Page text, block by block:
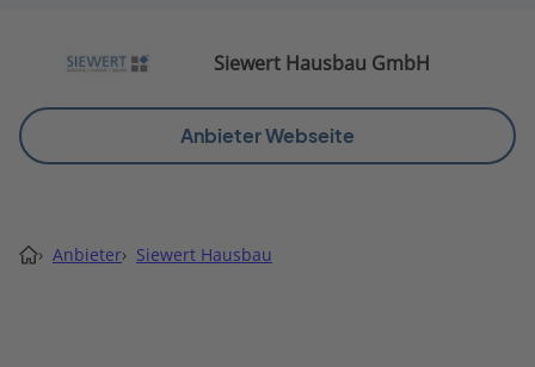
Siewert Hausbau GmbH
Anbieter Webseite
› Anbieter› Siewert Hausbau